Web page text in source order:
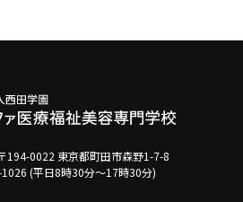
194-0022 東京都町田市森野1-7-8
(平日8時30分〜17時30分)